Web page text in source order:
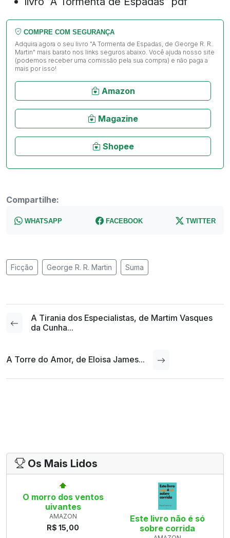
COMPRE COM SEGURANÇA
Adquira agora o seu livro "A Tormenta de Espadas, de George R. R.
Martin" mais barato nos links seguros abaixo. Você ajuda nosso site
(podemos receber uma comissão pela sua compra) e não paga a
mais por isso!
Amazon
Magazine
Shopee
Compartilhe:
WHATSAPP FACEBOOK TWITTER
Ficção George R. R. Martin Suma
A Tirania dos Especialistas, de Martim Vasques
da Cunha...
A Torre do Amor, de Eloisa James...
Os Mais Lidos
O morro dos ventos
uivantes
AMAZON
R$ 15,00
Este livro não é só
sobre corrida